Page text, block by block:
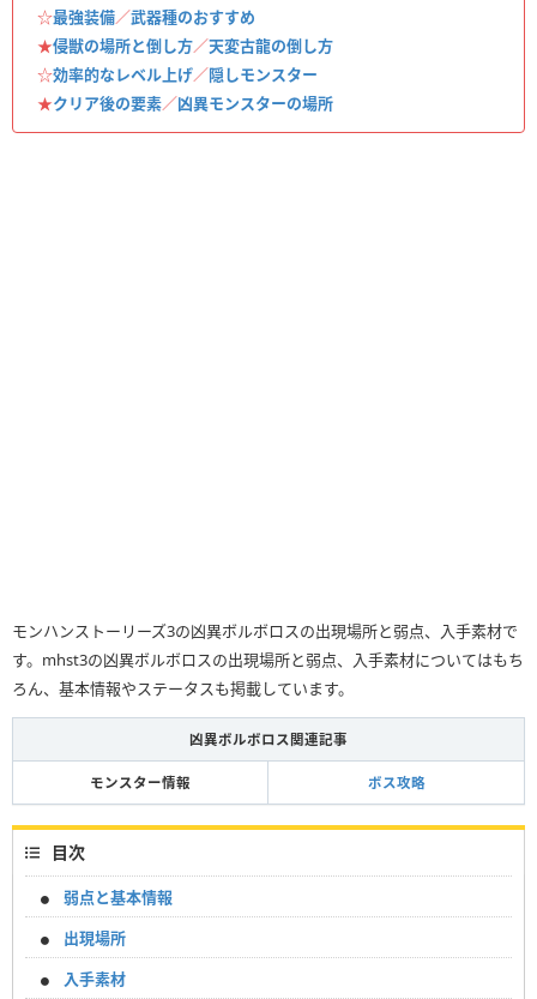
☆最強装備／武器種のおすすめ
★侵獣の場所と倒し方／天変古龍の倒し方
☆効率的なレベル上げ／隠しモンスター
★クリア後の要素／凶異モンスターの場所
モンハンストーリーズ3の凶異ボルボロスの出現場所と弱点、入手素材で
す。mhst3の凶異ボルボロスの出現場所と弱点、入手素材についてはもち
ろん、基本情報やステータスも掲載しています。
凶異ボルボロス関連記事
モンスター情報 ボス攻略
目次
弱点と基本情報
出現場所
入手素材